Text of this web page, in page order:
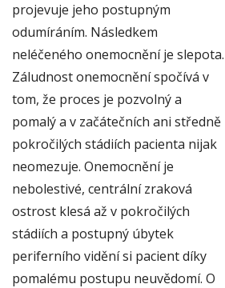
projevuje jeho postupným
odumíráním. Následkem
neléčeného onemocnění je slepota.
Záludnost onemocnění spočívá v
tom, že proces je pozvolný a
pomalý a v začátečních ani středně
pokročilých stádiích pacienta nijak
neomezuje. Onemocnění je
nebolestivé, centrální zraková
ostrost klesá až v pokročilých
stádiích a postupný úbytek
periferního vidění si pacient díky
pomalému postupu neuvědomí. O